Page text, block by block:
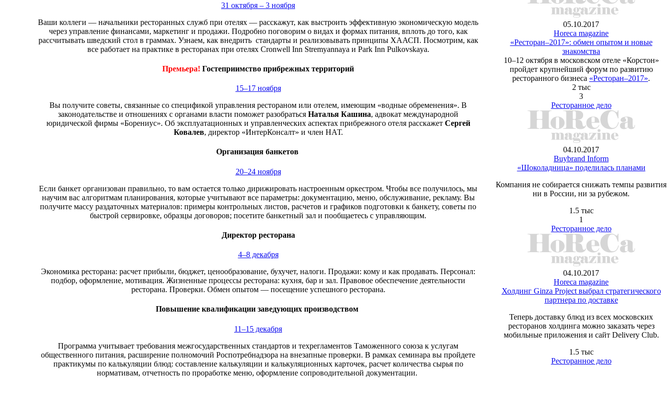
31 октября – 3 ноября
Ваши коллеги — начальники ресторанных служб при отелях — расскажут, как выстроить эффективную экономическую модель
через управление финансами, маркетинг и продажи. Подробно поговорим о видах и формах питания, вплоть до того, как
рассчитывать шведский стол в граммах. Узнаем, как внедрить стандарты и реализовывать принципы ХААСП. Посмотрим, как
все работает на практике в ресторанах при отелях Cronwell Inn Stremyannaya и Park Inn Pulkovskaya.
Премьера! Гостеприимство прибрежных территорий
15–17 ноября
Вы получите советы, связанные со спецификой управления рестораном или отелем, имеющим «водные обременения». В
законодательстве и отношениях с органами власти поможет разобраться Наталья Кашина, адвокат международной
юридической фирмы «Борениус». Об эксплуатационных и управленческих аспектах прибрежного отеля расскажет Сергей
Ковалев, директор «ИнтерКонсалт» и член НАТ.
Организация банкетов
20–24 ноября
Если банкет организован правильно, то вам остается только дирижировать настроенным оркестром. Чтобы все получилось, мы
научим вас алгоритмам планирования, которые учитывают все параметры: документацию, меню, обслуживание, рекламу. Вы
получите массу раздаточных материалов: примеры контрольных листов, расчетов и графиков подготовки к банкету, советы по
быстрой сервировке, образцы договоров; посетите банкетный зал и пообщаетесь с управляющим.
Директор ресторана
4–8 декабря
Экономика ресторана: расчет прибыли, бюджет, ценообразование, бухучет, налоги. Продажи: кому и как продавать. Персонал:
подбор, оформление, мотивация. Жизненные процессы ресторана: кухня, бар и зал. Правовое обеспечение деятельности
ресторана. Проверки. Обмен опытом — посещение успешного ресторана.
Повышение квалификации заведующих производством
11–15 декабря
Программа учитывает требования межгосударственных стандартов и техрегламентов Таможенного союза к услугам
общественного питания, расширение полномочий Роспотребнадзора на внезапные проверки. В рамках семинара вы пройдете
практикумы по калькуляции блюд: составление калькуляции и калькуляционных карточек, расчет количества сырья по
нормативам, отчетность по проработке меню, оформление сопроводительной документации.
05.10.2017
Horeca magazine
«Ресторан–2017»: обмен опытом и новые
знакомства
10–12 октября в московском отеле «Корстон»
пройдет крупнейший форум по развитию
ресторанного бизнеса «Ресторан–2017».
2 тыс
3
Ресторанное дело
04.10.2017
Buybrand Inform
«Шоколадница» поделилась планами
Компания не собирается снижать темпы развития
ни в России, ни за рубежом.
1.5 тыс
1
Ресторанное дело
04.10.2017
Horeca magazine
Холдинг Ginza Project выбрал стратегического
партнера по доставке
Теперь доставку блюд из всех московских
ресторанов холдинга можно заказать через
мобильные приложения и сайт Delivery Club.
1.5 тыс
Ресторанное дело